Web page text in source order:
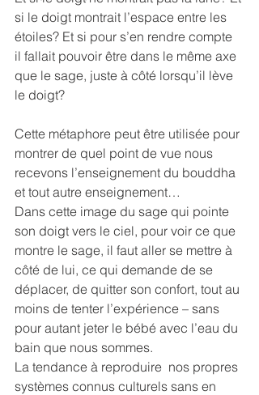
si le doigt montrait l’espace entre les
étoiles? Et si pour s’en rendre compte
il fallait pouvoir être dans le même axe
que le sage, juste à côté lorsqu’il lève
le doigt?
Cette métaphore peut être utilisée pour
montrer de quel point de vue nous
recevons l’enseignement du bouddha
et tout autre enseignement…
Dans cette image du sage qui pointe
son doigt vers le ciel, pour voir ce que
montre le sage, il faut aller se mettre à
côté de lui, ce qui demande de se
déplacer, de quitter son confort, tout au
moins de tenter l’expérience – sans
pour autant jeter le bébé avec l’eau du
bain que nous sommes.
La tendance à reproduire  nos propres
systèmes connus culturels sans en